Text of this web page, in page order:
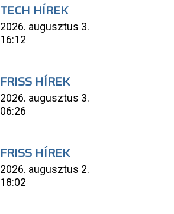
TECH HÍREK
2026. augusztus 3.
16:12
FRISS HÍREK
2026. augusztus 3.
06:26
FRISS HÍREK
2026. augusztus 2.
18:02